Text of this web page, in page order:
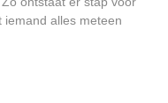
alles meteen